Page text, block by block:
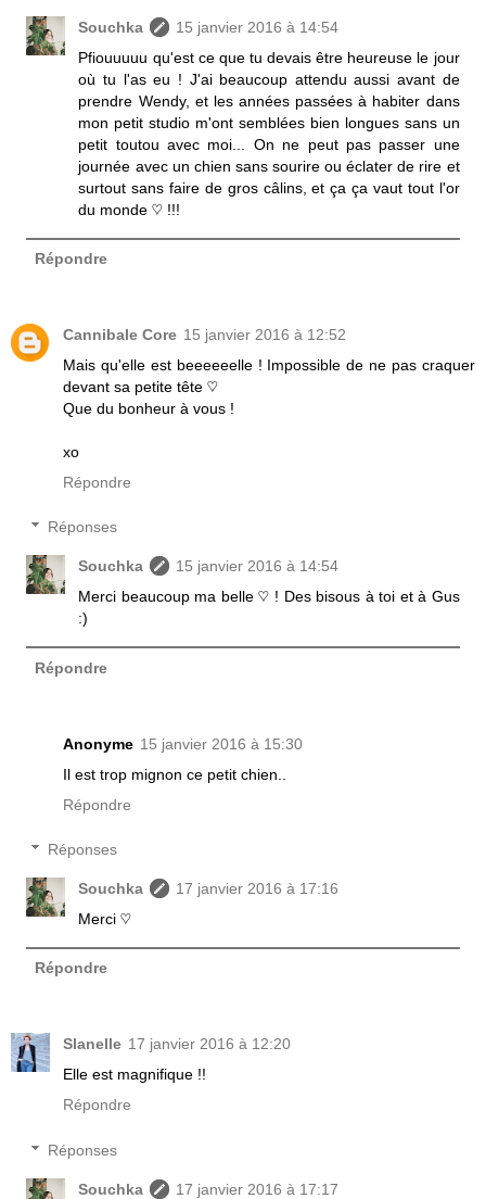
Souchka
15 janvier 2016 à 14:54
Pfiouuuuu qu'est ce que tu devais être heureuse le jour
où tu l'as eu ! J'ai beaucoup attendu aussi avant de
prendre Wendy, et les années passées à habiter dans
mon petit studio m'ont semblées bien longues sans un
petit toutou avec moi... On ne peut pas passer une
journée avec un chien sans sourire ou éclater de rire et
surtout sans faire de gros câlins, et ça ça vaut tout l'or
du monde ♡ !!!
Répondre
Cannibale Core 15 janvier 2016 à 12:52
Mais qu'elle est beeeeeelle ! Impossible de ne pas craquer
devant sa petite tête ♡
Que du bonheur à vous !
xo
Répondre
Réponses
Souchka
15 janvier 2016 à 14:54
Merci beaucoup ma belle ♡ ! Des bisous à toi et à Gus
:)
Répondre
Anonyme 15 janvier 2016 à 15:30
Il est trop mignon ce petit chien..
Répondre
Réponses
Souchka
17 janvier 2016 à 17:16
Merci ♡
Répondre
Slanelle 17 janvier 2016 à 12:20
Elle est magnifique !!
Répondre
Réponses
Souchka
17 janvier 2016 à 17:17